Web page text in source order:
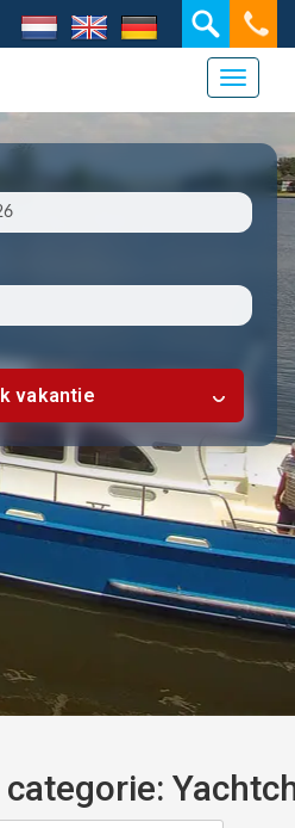
vakantie
Toggle